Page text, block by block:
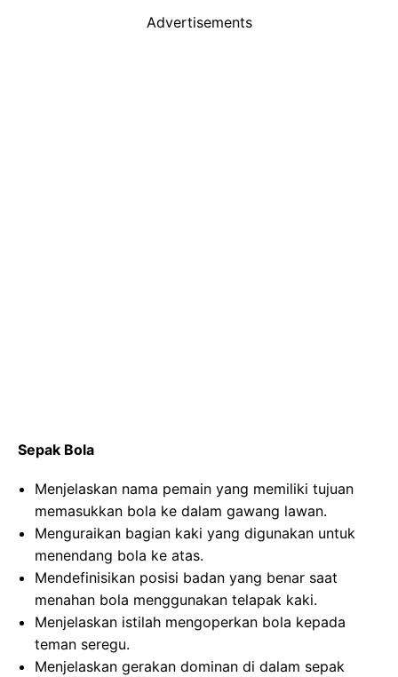
Advertisements
Sepak Bola
Menjelaskan nama pemain yang memiliki tujuan
memasukkan bola ke dalam gawang lawan.
Menguraikan bagian kaki yang digunakan untuk
menendang bola ke atas.
Mendefinisikan posisi badan yang benar saat
menahan bola menggunakan telapak kaki.
Menjelaskan istilah mengoperkan bola kepada
teman seregu.
Menjelaskan gerakan dominan di dalam sepak